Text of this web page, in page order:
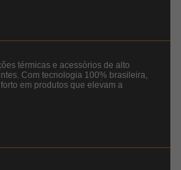
térmicas e acessórios de alto
Com tecnologia 100% brasileira,
em produtos que elevam a